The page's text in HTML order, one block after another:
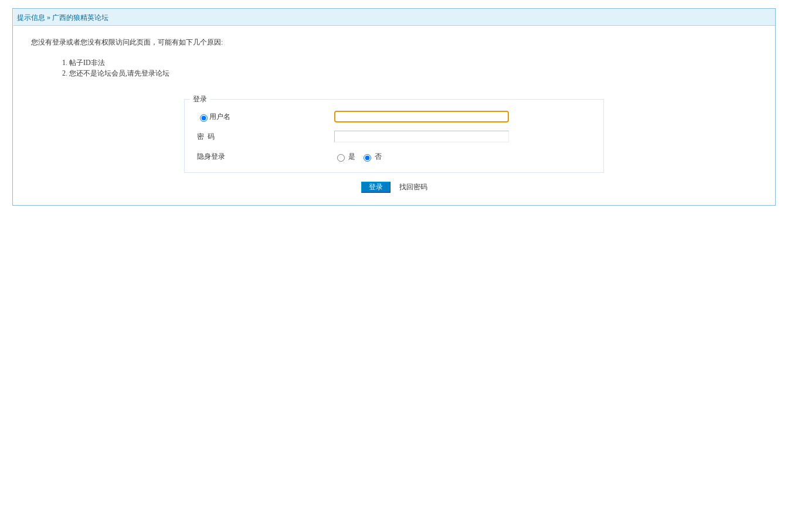
提示信息 » 广西的狼精英论坛
您没有登录或者您没有权限访问此页面，可能有如下几个原因:
帖子ID非法
您还不是论坛会员,请先登录论坛
登录
用户名
密 码
隐身登录 是 否
找回密码